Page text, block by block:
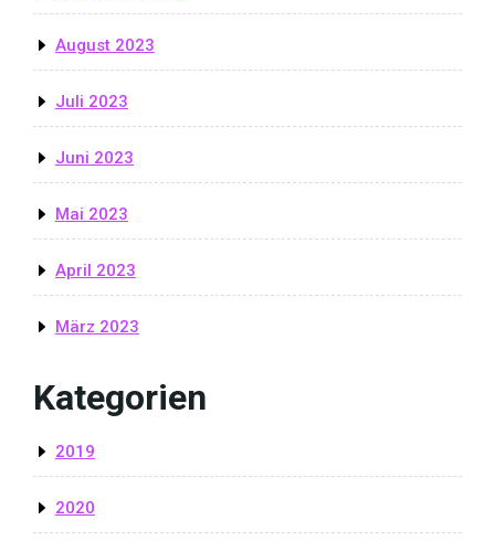
August 2023
Juli 2023
Juni 2023
Mai 2023
April 2023
März 2023
Kategorien
2019
2020